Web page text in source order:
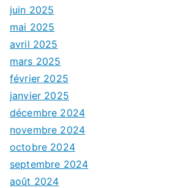
juin 2025
mai 2025
avril 2025
mars 2025
février 2025
janvier 2025
décembre 2024
novembre 2024
octobre 2024
septembre 2024
août 2024